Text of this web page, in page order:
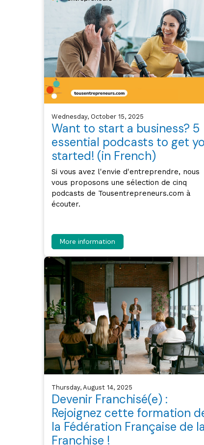
Wednesday, October 15, 2025
Want to start a business? 5
essential podcasts to get
started! (in French)
Si vous avez l'envie d'entreprendre, nous
vous proposons une sélection de cinq
podcasts de Tousentrepreneurs.com à
écouter.
More information
Thursday, August 14, 2025
Devenir Franchisé(e) :
Rejoignez cette formation
la Fédération Française de la
Franchise !